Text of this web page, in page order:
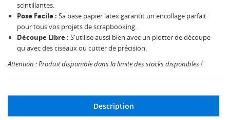
scintillantes.
Pose Facile : Sa base papier latex garantit un encollage parfait
pour tous vos projets de scrapbooking.
Découpe Libre : S'utilise aussi bien avec un plotter de découpe
qu'avec des ciseaux ou cutter de précision.
Attention : Produit disponible dans la limite des stocks disponibles !
Description